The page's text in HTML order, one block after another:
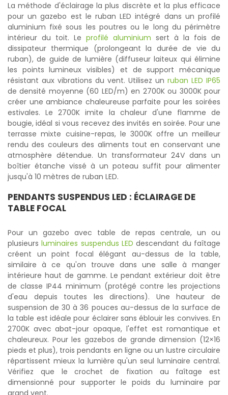
La méthode d'éclairage la plus discrète et la plus efficace
pour un gazebo est le ruban LED intégré dans un profilé
aluminium fixé sous les poutres ou le long du périmètre
intérieur du toit. Le profilé aluminium sert à la fois de
dissipateur thermique (prolongeant la durée de vie du
ruban), de guide de lumière (diffuseur laiteux qui élimine
les points lumineux visibles) et de support mécanique
résistant aux vibrations du vent. Utilisez un ruban LED IP65
de densité moyenne (60 LED/m) en 2700K ou 3000K pour
créer une ambiance chaleureuse parfaite pour les soirées
estivales. Le 2700K imite la chaleur d'une flamme de
bougie, idéal si vous recevez des invités en soirée. Pour une
terrasse mixte cuisine-repas, le 3000K offre un meilleur
rendu des couleurs des aliments tout en conservant une
atmosphère détendue. Un transformateur 24V dans un
boîtier étanche vissé à un poteau suffit pour alimenter
jusqu'à 10 mètres de ruban LED.
PENDANTS SUSPENDUS LED : ÉCLAIRAGE DE
TABLE FOCAL
Pour un gazebo avec table de repas centrale, un ou
plusieursluminaires suspendus LED descendant du faîtage
créent un point focal élégant au-dessus de la table,
similaire à ce qu'on trouve dans une salle à manger
intérieure haut de gamme. Le pendant extérieur doit être
de classe IP44 minimum (protégé contre les projections
d'eau depuis toutes les directions). Une hauteur de
suspension de 30 à 36 pouces au-dessus de la surface de
la table est idéale pour éclairer sans éblouir les convives. En
2700K avec abat-jour opaque, l'effet est romantique et
chaleureux. Pour les gazebos de grande dimension (12×16
pieds et plus), trois pendants en ligne ou un lustre circulaire
répartissent mieux la lumière qu'un seul luminaire central.
Vérifiez que le crochet de fixation au faîtage est
dimensionné pour supporter le poids du luminaire par
grand vent.